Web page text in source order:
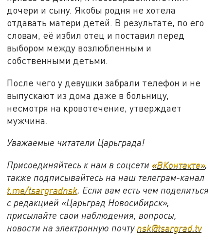
дочери и сыну. Якобы родня не хотела
отдавать матери детей. В результате, по его
словам, её избил отец и поставил перед
выбором между возлюбленным и
собственными детьми.
После чего у девушки забрали телефон и не
выпускают из дома даже в больницу,
несмотря на кровотечение, утверждает
мужчина.
Уважаемые читатели Царьграда!
Присоединяйтесь к нам в соцсети «ВКонтакте»,
также подписывайтесь на наш телеграм-канал
t.me/tsargradnsk. Если вам есть чем поделиться
с редакцией «Царьград Новосибирск»,
присылайте свои наблюдения, вопросы,
новости на электронную почту nsk@tsargrad.tv